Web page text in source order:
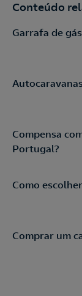
Conteúdo
Garrafa de
Compensa
Portugal?
Como
Comprar um